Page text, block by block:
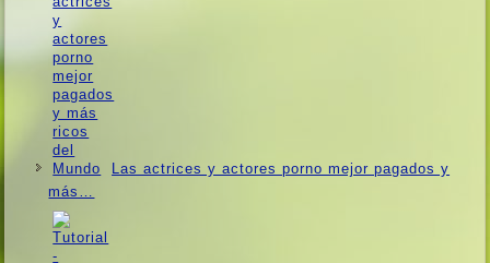
Las actrices y actores porno mejor pagados y
más…